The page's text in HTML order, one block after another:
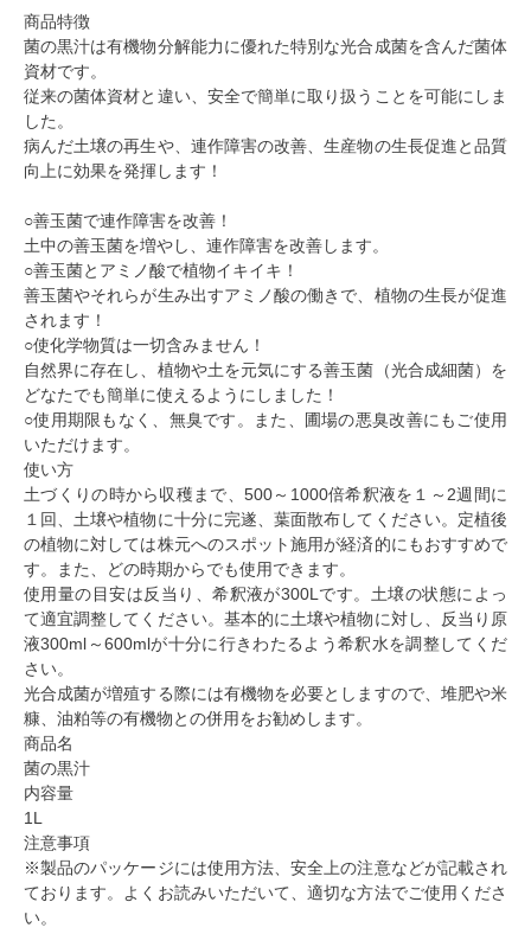
商品特徴
菌の黒汁は有機物分解能力に優れた特別な光合成菌を含んだ菌体
資材です。
従来の菌体資材と違い、安全で簡単に取り扱うことを可能にしま
した。
病んだ土壌の再生や、連作障害の改善、生産物の生長促進と品質
向上に効果を発揮します！
○善玉菌で連作障害を改善！
土中の善玉菌を増やし、連作障害を改善します。
○善玉菌とアミノ酸で植物イキイキ！
善玉菌やそれらが生み出すアミノ酸の働きで、植物の生長が促進
されます！
○使化学物質は一切含みません！
自然界に存在し、植物や土を元気にする善玉菌（光合成細菌）を
どなたでも簡単に使えるようにしました！
○使用期限もなく、無臭です。また、圃場の悪臭改善にもご使用
いただけます。
使い方
土づくりの時から収穫まで、500～1000倍希釈液を１～2週間に
１回、土壌や植物に十分に完遂、葉面散布してください。定植後
の植物に対しては株元へのスポット施用が経済的にもおすすめで
す。また、どの時期からでも使用できます。
使用量の目安は反当り、希釈液が300Lです。土壌の状態によっ
て適宜調整してください。基本的に土壌や植物に対し、反当り原
液300ml～600mlが十分に行きわたるよう希釈水を調整してくだ
さい。
光合成菌が増殖する際には有機物を必要としますので、堆肥や米
糠、油粕等の有機物との併用をお勧めします。
商品名
菌の黒汁
内容量
1L
注意事項
※製品のパッケージには使用方法、安全上の注意などが記載され
ております。よくお読みいただいて、適切な方法でご使用くださ
い。